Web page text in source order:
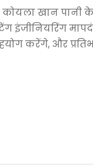
कोयला खान
इंजीनियरिंग
करेंगे, और